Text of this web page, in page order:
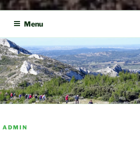
Menu
ADMIN